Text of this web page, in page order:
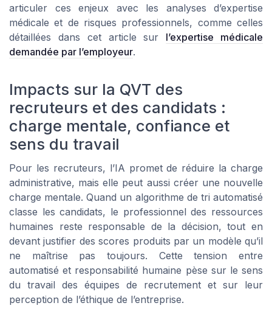
articuler ces enjeux avec les analyses d’expertise
médicale et de risques professionnels, comme celles
détaillées dans cet article sur l’expertise médicale
demandée par l’employeur.
Impacts sur la QVT des
recruteurs et des candidats :
charge mentale, confiance et
sens du travail
Pour les recruteurs, l’IA promet de réduire la charge
administrative, mais elle peut aussi créer une nouvelle
charge mentale. Quand un algorithme de tri automatisé
classe les candidats, le professionnel des ressources
humaines reste responsable de la décision, tout en
devant justifier des scores produits par un modèle qu’il
ne maîtrise pas toujours. Cette tension entre
automatisé et responsabilité humaine pèse sur le sens
du travail des équipes de recrutement et sur leur
perception de l’éthique de l’entreprise.